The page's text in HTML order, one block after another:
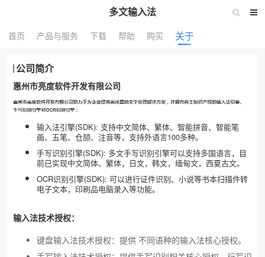
多文输入法
首页 产品与服务 下载 帮助 购买 关于
公司简介
惠州市亮度软件开发有限公司
输入法引擎(SDK): 支持中文简体、繁体、智能拼音、智能笔
画、五笔、仓颉、注音等，支持外语言100多种。
手写识别引擎(SDK): 多文手写识别引擎可以支持多国语言，目
前已实现中文简体、繁体，日文，韩文，缅甸文，西夏古文。
OCR识别引擎(SDK): 可以进行证件识别、小说等书本扫描件转
电子文本，印刷品电脑录入等功能。
输入法技术授权：
键盘输入法技术授权：提供 不同语种的输入法核心授权。